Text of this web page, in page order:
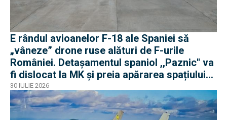
E rândul avioanelor F-18 ale Spaniei să
„vâneze” drone ruse alături de F-urile
României. Detașamentul spaniol ,,Paznic'' va
fi dislocat la MK și preia apărarea spațiului
aerian românesc
30 IULIE 2026